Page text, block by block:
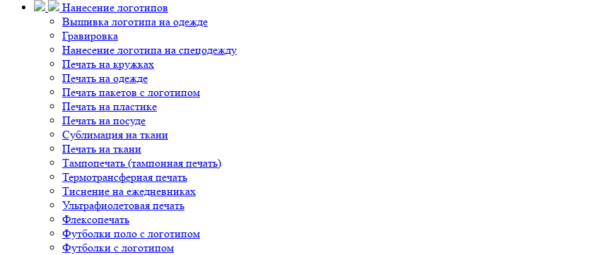
Нанесение логотипов
Вышивка логотипа на одежде
Гравировка
Нанесение логотипа на спецодежду
Печать на кружках
Печать на одежде
Печать пакетов с логотипом
Печать на пластике
Печать на посуде
Сублимация на ткани
Печать на ткани
Тампопечать (тампонная печать)
Термотрансферная печать
Тиснение на ежедневниках
Ультрафиолетовая печать
Флексопечать
Футболки поло с логотипом
Футболки с логотипом